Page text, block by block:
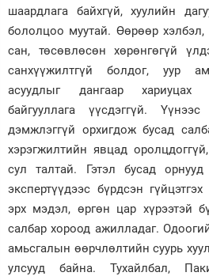
шаардлага байхгүй, хуулийн
бололцоо муутай. Өөрөөр хэлбэл,
сан, төсөвлөсөн хөрөнгөгүй
санхүүжилтгүй болдог, уур
асуудлыг дангаар хариуцах
байгууллага үүсдэггүй.
дэмжлэггүй орхигдож бусад
хэрэгжилтийн явцад
сул талтай. Гэтэл бусад
экспертүүдээс бүрдсэн
эрх мэдэл, өргөн цар хүрээтэй
салбар хороод ажилладаг.
амьсгалын өөрчлөлтийн суурь
улсууд байна. Тухайлбал,